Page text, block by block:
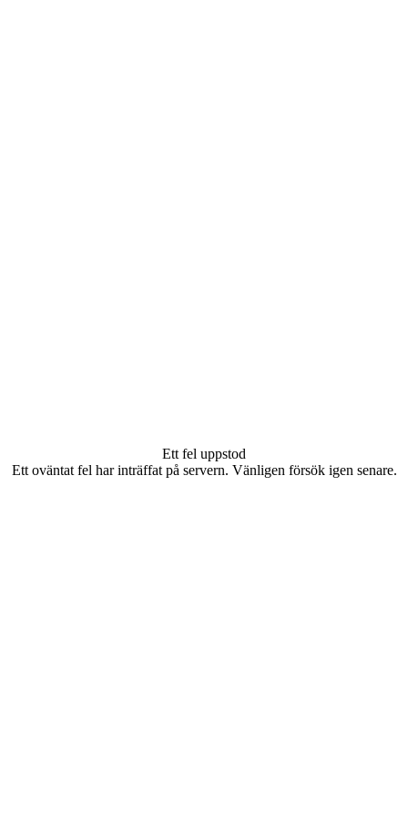
Ett fel uppstod
Ett oväntat fel har inträffat på servern. Vänligen försök igen senare.